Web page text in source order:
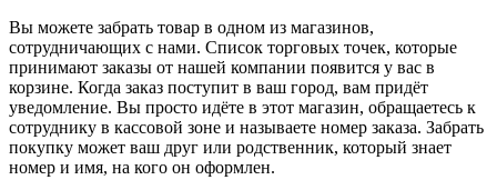
Вы можете забрать товар в одном из магазинов,
сотрудничающих с нами. Список торговых точек, которые
принимают заказы от нашей компании появится у вас в
корзине. Когда заказ поступит в ваш город, вам придёт
уведомление. Вы просто идёте в этот магазин, обращаетесь к
сотруднику в кассовой зоне и называете номер заказа. Забрать
покупку может ваш друг или родственник, который знает
номер и имя, на кого он оформлен.